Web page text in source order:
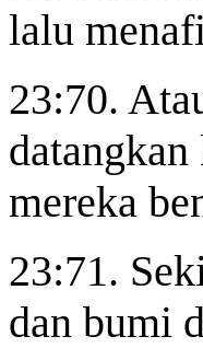
lalu
23:70.
mereka
23:71.
dan bumi